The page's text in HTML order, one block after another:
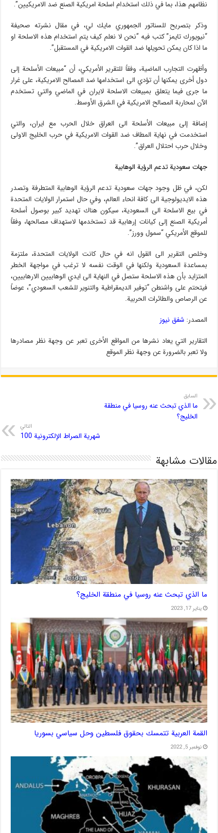
نظامهم هذا، بما في ذلك استخدام اسلحة امريكية الصنع ضد الامريكيين”.
وذكر بتصريح للسناتور الجمهوري مايك لي، في مقال نشرته صحيفة
“نيويورك تايمز” كتب فيه “نحن لا نعلم كيف يتم استخدام هذه الاسلحة او
ما اذا كان يمكن تحويلها ضد القوات الامريكية في المستقبل”.
وأظهرت التجارب الماضية، وفقاً للتقرير الأمريكي، أن “مبيعات الأسلحة إلى
دول أخرى يمكنها أن تؤدي الى استخدامها ضد المصالح الامريكية، على غرار
ما جرى فيما يتعلق بمبيعات الاسلحة لايران في الماضي والتي تستخدم
الآن لمحاربة المصالح الامريكية في الشرق الأوسط.
إضافة إلى مبيعات الأسلحة الى العراق خلال الحرب مع ايران، والتي
استخدمت في نهاية المطاف ضد القوات الامريكية في حرب الخليج الاولى
وخلال حرب احتلال العراق”.
جهات سعودية تدعم الرؤية الوهابية
لكن، في ظل وجود جهات سعودية تدعم الرؤية الوهابية المتطرفة وتصدر
هذه الايديولوجية الى كافة انحاء العالم، وفي حال استمرار الولايات المتحدة
في بيع الاسلحة الى السعودية، سيكون هناك تهديد كبير بوصول أسلحة
أمريكية الصنع إلى كيانات إرهابية قد تستخدمها لاستهداف مصالحها، وفقاً
للموقع الأمريكي “سمول وورز”.
وخلص التقرير الى القول انه في حال كانت الولايات المتحدة، ملتزمة
بمساعدة السعودية ولكنها في الوقت نفسه لا ترغب في مواجهة الخطر
المتزايد بأن هذه الاسلحة ستصل في النهاية الى ايدي الوهابيين الارهابيين،
فيتحتم على واشنطن “توفير الديمقراطية والتنوير للشعب السعودي”، عوضاً
عن الرصاص والطائرات الحربية.
المصدر: شفق نيوز
التقارير التي يعاد نشرها من المواقع اﻷخرى تعبر عن وجهة نظر مصادرها
ولا تعبر بالضرورة عن وجهة نظر الموقع
السابق
ما الذي تبحث عنه روسيا في منطقة
الخليج؟
التالي
شهریة الصراط الإلكترونية 100
مقالات مشابهة
ما الذي تبحث عنه روسيا في منطقة الخليج؟
يناير 17, 2023
القمة العربية تتمسك بحقوق فلسطين وحل سياسي بسوريا
نوفمبر 5, 2022